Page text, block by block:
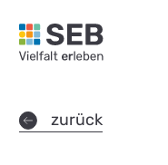
SEB Leipzig,
zurück